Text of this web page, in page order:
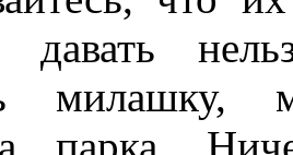
давать
милашку,
парка.